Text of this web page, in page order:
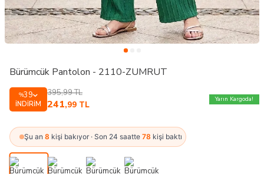
Bürümcük Pantolon - 2110-ZUMRUT
%39
İNDIRIM
395,99TL
241,99 TL
Yarın Kargoda!
Şu an 8 kişi bakıyor · Son 24 saatte 78 kişi baktı